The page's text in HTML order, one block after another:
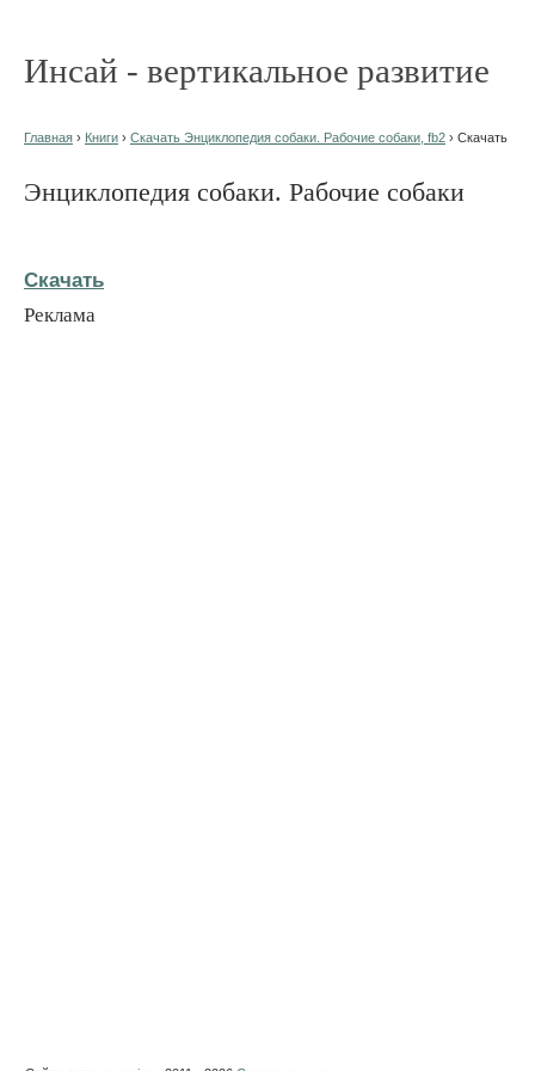
Инсай - вертикальное развитие
Главная › Книги › Скачать Энциклопедия собаки. Рабочие собаки, fb2 › Скачать
Энциклопедия собаки. Рабочие собаки
Скачать
Реклама